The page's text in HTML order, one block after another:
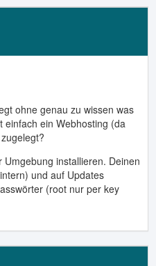
ohne genau zu wissen was
einfach ein Webhosting (da
installieren. Deinen
und auf Updates
(root nur per key